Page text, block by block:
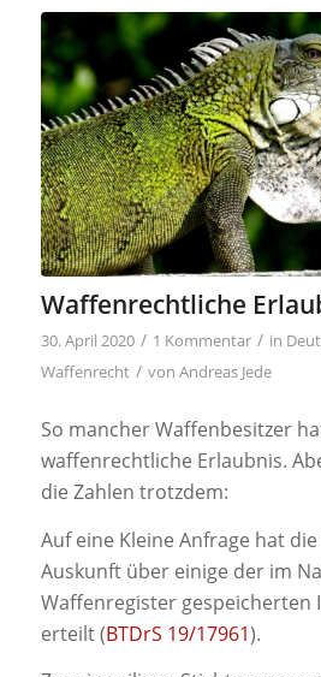
Waffenrechtliche
30. April 2020 / 1 Kommentar / in
Waffenrecht / von Andreas Jede
So mancher Waffenbesitzer
waffenrechtliche Erlaubnis.
die Zahlen trotzdem:
Auf eine Kleine Anfrage hat
Auskunft über einige der im
Waffenregister gespeicherten
erteilt (BTDrS 19/17961).